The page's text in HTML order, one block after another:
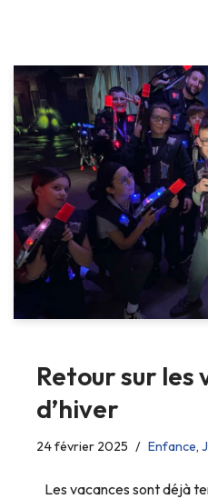
Retour sur les
d’hiver
24 février 2025 Enfance,
Les vacances sont déjà